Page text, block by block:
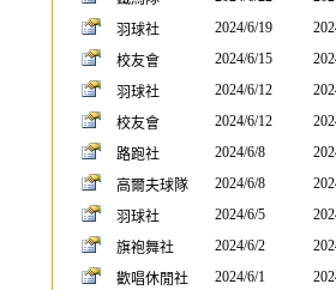
羽球社
2024/6/19
校友會
2024/6/15
羽球社
2024/6/12
校友會
2024/6/12
路跑社
2024/6/8
高爾夫球隊
2024/6/8
羽球社
2024/6/5
旗袍舞社
2024/6/2
歡唱休閒社
2024/6/1